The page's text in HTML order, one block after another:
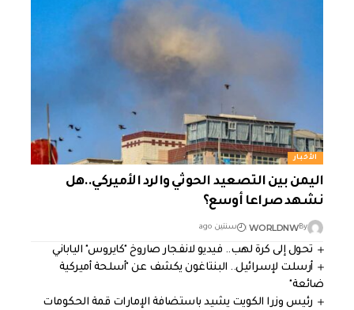
الأخبار
اليمن بين التصعيد الحوثي والرد الأميركي..هل
نشهد صراعا أوسع؟
By
WORLDNW سنتين ago
تحول إلى كرة لهب.. فيديو لانفجار صاروخ "كايروس" الياباني
أرسلت لإسرائيل.. البنتاغون يكشف عن "أسلحة أميركية
ضائعة"
رئيس وزرا الكويت يشيد باستضافة الإمارات قمة الحكومات